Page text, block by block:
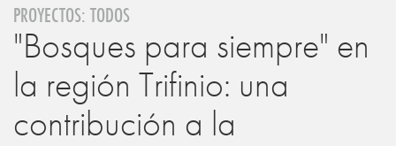
PROYECTOS: TODOS
"Bosques para siempre" en
la región Trifinio: una
contribución a la